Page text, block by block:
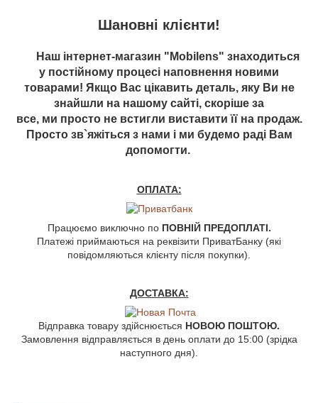
Шановні клієнти!
Наш інтернет-магазин "Mobilens" знаходиться
у постійному процесі наповнення новими
товарами! Якщо Вас цікавить деталь, яку Ви не
знайшли на нашому сайті, скоріше за
все, ми просто не встигли виставити її на продаж.
Просто зв`яжіться з нами і ми будемо раді Вам
допомогти.
ОПЛАТА:
Працюємо виключно по ПОВНІЙ ПРЕДОПЛАТІ.
Платежі приймаються на реквізити ПриватБанку (які
повідомляються клієнту після покупки).
ДОСТАВКА:
Відправка товару здійснюється НОВОЮ ПОШТОЮ.
Замовлення відправляється в день оплати до 15:00 (зрідка
наступного дня).